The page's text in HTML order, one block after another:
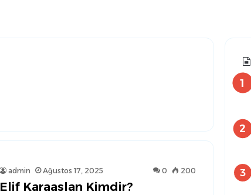
admin Ağustos 17, 2025 0 200
Elif Karaaslan Kimdir?